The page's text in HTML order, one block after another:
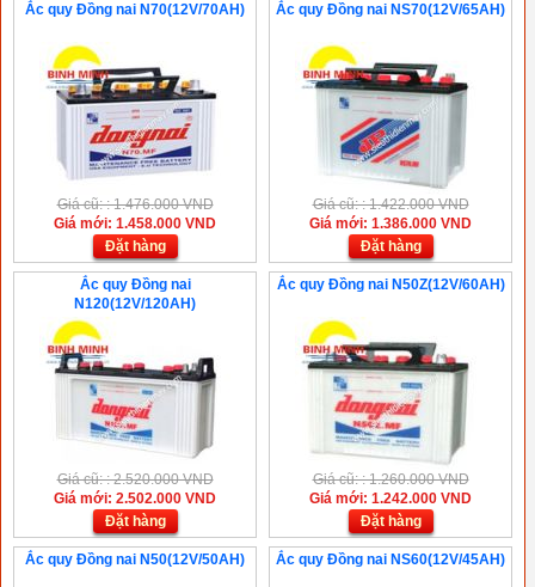
Ắc quy Đồng nai N70(12V/70AH)
Giá cũ: : 1.476.000 VND
Giá mới: 1.458.000 VND
Đặt hàng
Ắc quy Đồng nai NS70(12V/65AH)
Giá cũ: : 1.422.000 VND
Giá mới: 1.386.000 VND
Đặt hàng
Ắc quy Đồng nai
N120(12V/120AH)
Giá cũ: : 2.520.000 VND
Giá mới: 2.502.000 VND
Đặt hàng
Ắc quy Đồng nai N50Z(12V/60AH)
Giá cũ: : 1.260.000 VND
Giá mới: 1.242.000 VND
Đặt hàng
Ắc quy Đồng nai N50(12V/50AH) Ắc quy Đồng nai NS60(12V/45AH)